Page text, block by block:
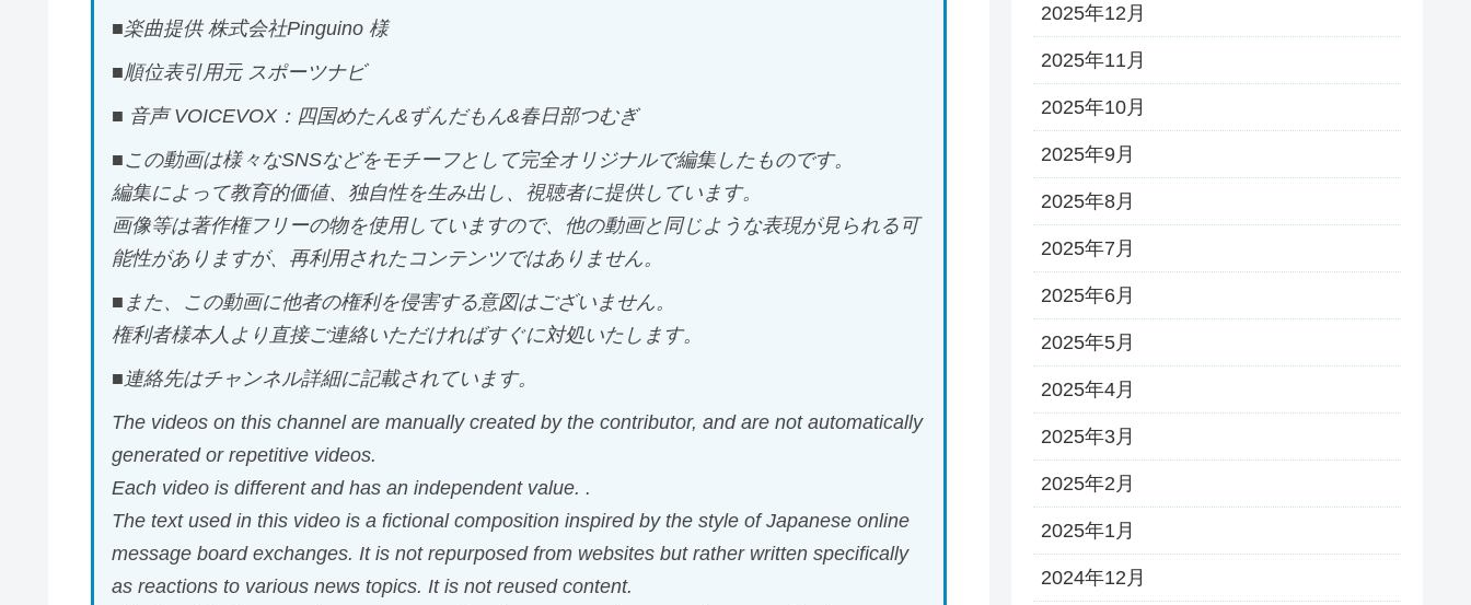
■楽曲提供 株式会社Pinguino 様
■順位表引用元 スポーツナビ
■ 音声 VOICEVOX：四国めたん&ずんだもん&春日部つむぎ
■この動画は様々なSNSなどをモチーフとして完全オリジナルで編集したものです。
編集によって教育的価値、独自性を生み出し、視聴者に提供しています。
画像等は著作権フリーの物を使用していますので、他の動画と同じような表現が見られる可
能性がありますが、再利用されたコンテンツではありません。
■また、この動画に他者の権利を侵害する意図はございません。
権利者様本人より直接ご連絡いただければすぐに対処いたします。
■連絡先はチャンネル詳細に記載されています。
The videos on this channel are manually created by the contributor, and are not automatically
generated or repetitive videos.
Each video is different and has an independent value. .
The text used in this video is a fictional composition inspired by the style of Japanese online
message board exchanges. It is not repurposed from websites but rather written specifically
as reactions to various news topics. It is not reused content.
2025年12月
2025年11月
2025年10月
2025年9月
2025年8月
2025年7月
2025年6月
2025年5月
2025年4月
2025年3月
2025年2月
2025年1月
2024年12月